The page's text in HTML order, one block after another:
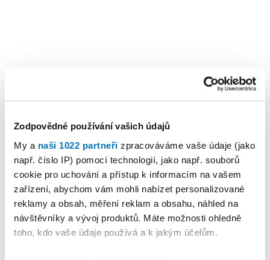
Zodpovědné používání vašich údajů
My a naši 1022 partneři zpracováváme vaše údaje (jako
např. číslo IP) pomocí technologií, jako např. souborů
cookie pro uchování a přístup k informacím na vašem
zařízení, abychom vám mohli nabízet personalizované
reklamy a obsah, měření reklam a obsahu, náhled na
návštěvníky a vývoj produktů. Máte možnosti ohledně
toho, kdo vaše údaje používá a k jakým účelům.